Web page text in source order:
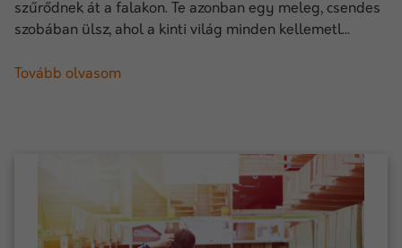
szűrődnek át a falakon. Te azonban egy meleg, csendes
szobában ülsz, ahol a kinti világ minden kellemetl...
Tovább olvasom